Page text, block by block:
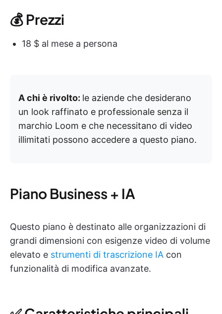
💰 Prezzi
18 $ al mese a persona
A chi è rivolto: le aziende che desiderano
un look raffinato e professionale senza il
marchio Loom e che necessitano di video
illimitati possono accedere a questo piano.
Piano Business + IA
Questo piano è destinato alle organizzazioni di
grandi dimensioni con esigenze video di volume
elevato e strumenti di trascrizione IA con
funzionalità di modifica avanzate.